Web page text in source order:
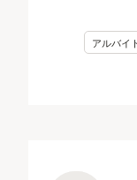
アルバイ